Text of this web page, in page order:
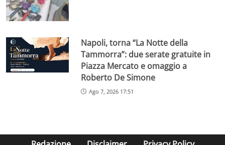
Napoli, torna “La Notte della
Tammorra”: due serate gratuite in
Piazza Mercato e omaggio a
Roberto De Simone
Ago 7, 2026 17:51